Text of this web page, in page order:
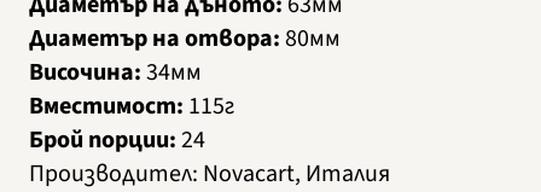
Диаметър на отвора:80мм
Височина:34мм
Вместимост: 115г
Брой порции:24
Производител: Novacart, Италия